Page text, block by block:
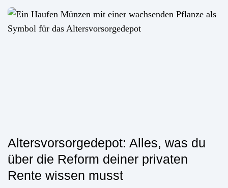
Altersvorsorgedepot: Alles, was du
über die Reform deiner privaten
Rente wissen musst